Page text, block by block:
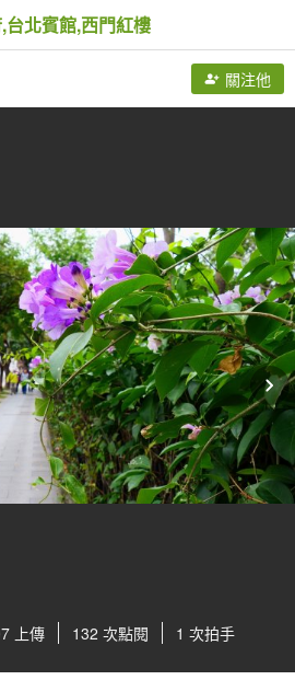
台北賓館,西門紅樓
關注他
上傳 132 次點閱 1 次拍手